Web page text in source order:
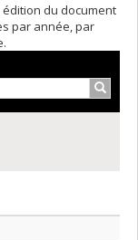
édition du document
par année, par